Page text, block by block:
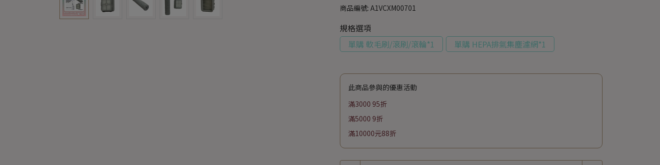
商品編號: A1VCXM00701
規格選項
單購 軟毛刷/滾刷/滾輪*1
單購 HEPA排氣集塵濾網*1
此商品參與的優惠活動
滿3000 95折
滿5000 9折
滿10000元88折